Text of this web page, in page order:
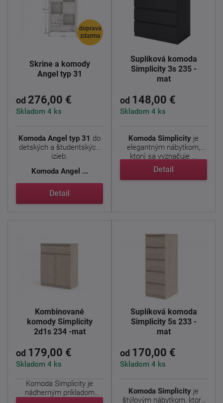
doprava
zdarma
Skrine a komody
Angel typ 31
od 276,00 €
Skladom 4 ks
Komoda Angel typ 31 do
detských a študentských
izieb.
KomodaAngel ...
Detail
Šuplíková komoda
Simplicity 3s 235 -
mat
od 148,00 €
Skladom 4 ks
Komoda Simplicity je
elegantným nábytkom,
ktorý sa vyznačuje ...
Detail
Kombinované
komody Simplicity
2d1s 234 -mat
od 179,00 €
Skladom 4 ks
Komoda Simplicity je
nádherným príkladom
Šuplíková komoda
Simplicity 5s 233 -
mat
od 170,00 €
Skladom 4 ks
Komoda Simplicity je
štýlovým nábytkom, ktorý